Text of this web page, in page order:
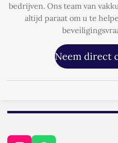
bedrijven. Ons team van
altijd paraat om u te
Neem direct